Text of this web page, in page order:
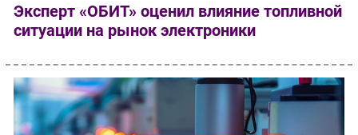
Эксперт «ОБИТ» оценил влияние топливной
ситуации на рынок электроники